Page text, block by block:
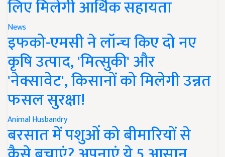
लिए मिलेगी आर्थिक सहायता
News
इफको-एमसी ने लॉन्च किए दो नए
कृषि उत्पाद, 'मित्सुकी' और
'नेक्सावेट', किसानों को मिलेगी उन्नत
फसल सुरक्षा!
Animal Husbandry
बरसात में पशुओं को बीमारियों से